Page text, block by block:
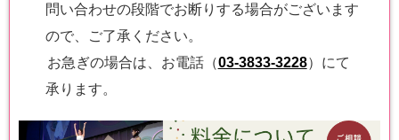
問い合わせの段階でお断りする場合がございます
ので、ご了承ください。
お急ぎの場合は、お電話（03-3833-3228）にて
承ります。